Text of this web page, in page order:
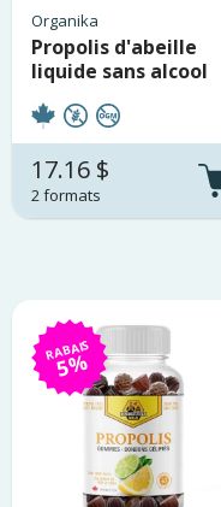
Organika
Propolis d'abeille
liquide sans alcool
17.16 $
2 formats
RABAIS
5%